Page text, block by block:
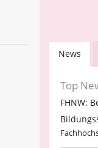
News
Top
FHNW: